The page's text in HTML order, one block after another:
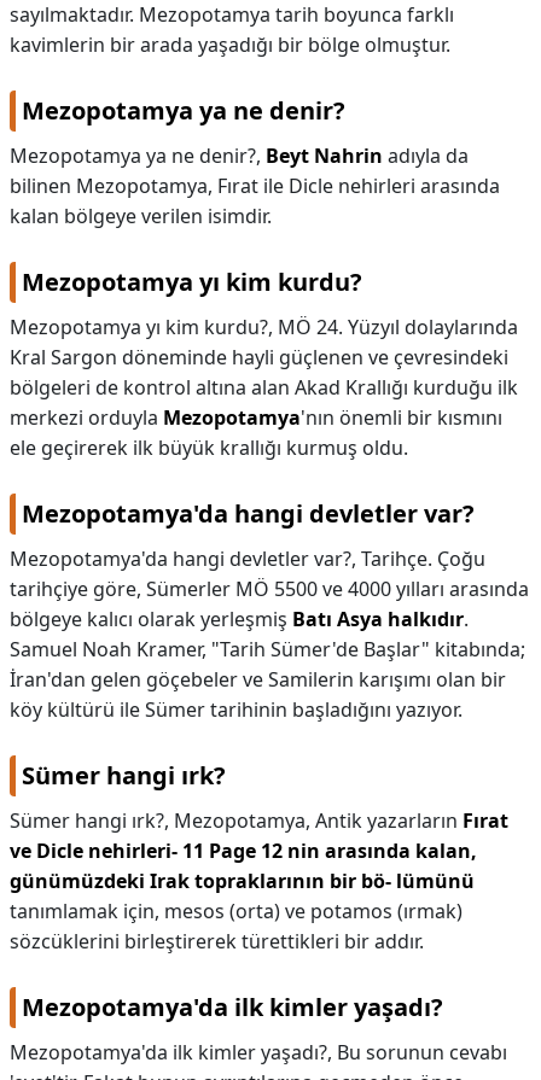
sayılmaktadır. Mezopotamya tarih boyunca farklı
kavimlerin bir arada yaşadığı bir bölge olmuştur.
Mezopotamya ya ne denir?
Mezopotamya ya ne denir?, Beyt Nahrin adıyla da
bilinen Mezopotamya, Fırat ile Dicle nehirleri arasında
kalan bölgeye verilen isimdir.
Mezopotamya yı kim kurdu?
Mezopotamya yı kim kurdu?, MÖ 24. Yüzyıl dolaylarında
Kral Sargon döneminde hayli güçlenen ve çevresindeki
bölgeleri de kontrol altına alan Akad Krallığı kurduğu ilk
merkezi orduyla Mezopotamya'nın önemli bir kısmını
ele geçirerek ilk büyük krallığı kurmuş oldu.
Mezopotamya'da hangi devletler var?
Mezopotamya'da hangi devletler var?, Tarihçe. Çoğu
tarihçiye göre, Sümerler MÖ 5500 ve 4000 yılları arasında
bölgeye kalıcı olarak yerleşmiş Batı Asya halkıdır.
Samuel Noah Kramer, "Tarih Sümer'de Başlar" kitabında;
İran'dan gelen göçebeler ve Samilerin karışımı olan bir
köy kültürü ile Sümer tarihinin başladığını yazıyor.
Sümer hangi ırk?
Sümer hangi ırk?, Mezopotamya, Antik yazarların Fırat
ve Dicle nehirleri- 11 Page 12 nin arasında kalan,
günümüzdeki Irak topraklarının bir bö- lümünü
tanımlamak için, mesos (orta) ve potamos (ırmak)
sözcüklerini birleştirerek türettikleri bir addır.
Mezopotamya'da ilk kimler yaşadı?
Mezopotamya'da ilk kimler yaşadı?, Bu sorunun cevabı